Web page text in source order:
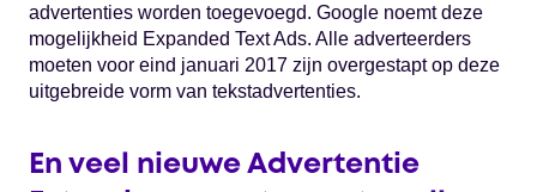
advertenties worden toegevoegd. Google noemt deze
mogelijkheid Expanded Text Ads. Alle adverteerders
moeten voor eind januari 2017 zijn overgestapt op deze
uitgebreide vorm van tekstadvertenties.
En veel nieuwe Advertentie